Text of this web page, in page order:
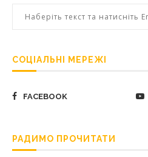
СОЦІАЛЬНІ МЕРЕЖІ
FACEBOOK
РАДИМО ПРОЧИТАТИ